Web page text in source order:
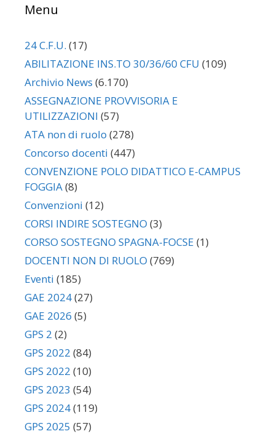
Menu
24 C.F.U. (17)
ABILITAZIONE INS.TO 30/36/60 CFU (109)
Archivio News (6.170)
ASSEGNAZIONE PROVVISORIA E
UTILIZZAZIONI (57)
ATA non di ruolo (278)
Concorso docenti (447)
CONVENZIONE POLO DIDATTICO E-CAMPUS
FOGGIA(8)
Convenzioni (12)
CORSI INDIRE SOSTEGNO (3)
CORSO SOSTEGNO SPAGNA-FOCSE (1)
DOCENTI NON DI RUOLO (769)
Eventi (185)
GAE 2024(27)
GAE 2026 (5)
GPS 2 (2)
GPS 2022 (84)
GPS 2022 (10)
GPS 2023 (54)
GPS 2024(119)
GPS 2025 (57)